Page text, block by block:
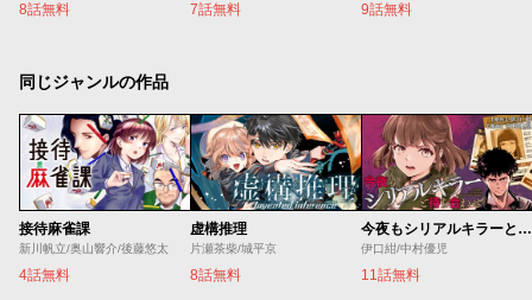
8話無料 7話無料 9話無料
同じジャンルの作品
接待麻雀課
新川帆立/奥山響介/後藤悠太
4話無料
虚構推理
片瀬茶柴/城平京
8話無料
今夜もシリアルキラーと待ち合わせ
伊口紺/中村優児
11話無料